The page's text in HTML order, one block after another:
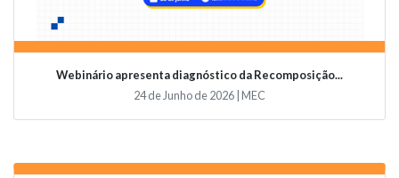
Webinário apresenta diagnóstico da Recomposição...
24 de Junho de 2026 | MEC